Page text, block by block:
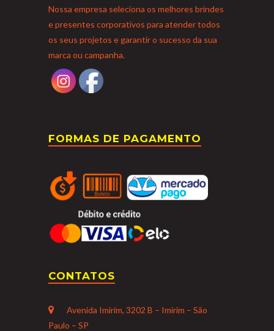
Nossa empresa seleciona os melhores brindes
e presentes corporativos para atender todos
os seus projetos e garantir o sucesso da sua
marca ou campanha.
FORMAS DE PAGAMENTO
CONTATOS
Avenida Imirim, 3202 B – Imirim – São
Paulo – SP